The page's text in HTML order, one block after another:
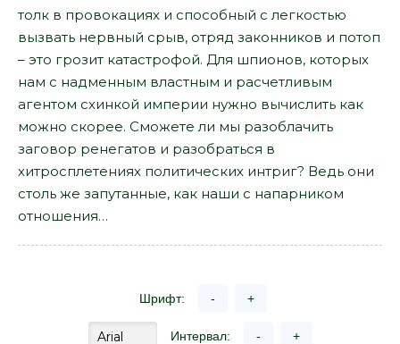
толк в провокациях и способный с легкостью
вызвать нервный срыв, отряд законников и потоп
– это грозит катастрофой. Для шпионов, которых
нам с надменным властным и расчетливым
агентом схинкой империи нужно вычислить как
можно скорее. Сможете ли мы разоблачить
заговор ренегатов и разобраться в
хитросплетениях политических интриг? Ведь они
столь же запутанные, как наши с напарником
отношения…
Шрифт: - +
Интервал: - +